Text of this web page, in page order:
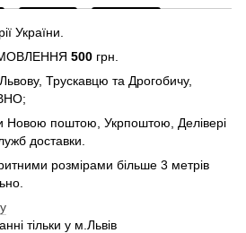
України.
500 грн.
Трускавцю та Дрогобичу,
Новою поштою, Укрпоштою, Делівері
доставки.
розмірами більше 3 метрів
тільки у м.Львів